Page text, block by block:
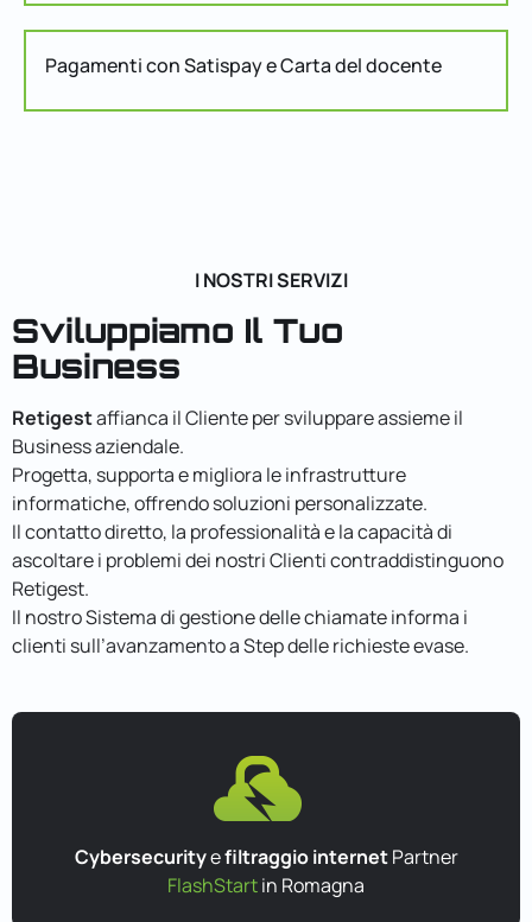
Pagamenti con Satispay e Carta del docente
I NOSTRI SERVIZI
Sviluppiamo Il Tuo
Business
Retigestaffianca il Cliente per sviluppare assieme il
Business aziendale.
Progetta, supporta e migliora le infrastrutture
informatiche, offrendo soluzioni personalizzate.
Il contatto diretto, la professionalità e la capacità di
ascoltare i problemi dei nostri Clienti contraddistinguono
Retigest.
Il nostro Sistema di gestione delle chiamate informa i
clienti sull’avanzamento a Step delle richieste evase.
Cybersecurityefiltraggio internetPartner
FlashStartin Romagna